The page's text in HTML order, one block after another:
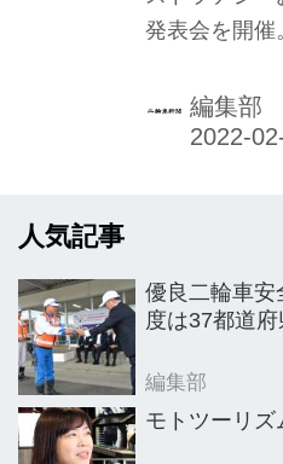
ー
発表会を開催
が披露され
ともアナウン
編集部
人気記事
優良二輪車安
度は37都道
編集部
モトツーリ